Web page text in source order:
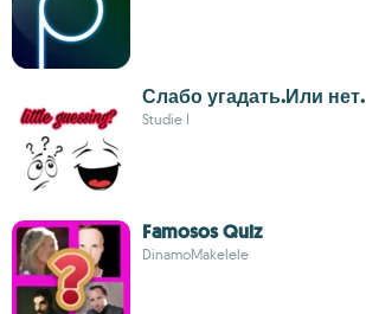
Слабо угадать.Или нет.
Studie I
Famosos Quiz
DinamoMakelele